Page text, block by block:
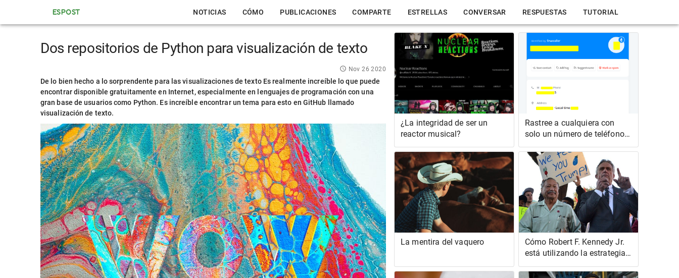
ESPOST NOTICIAS CÓMO PUBLICACIONES COMPARTE ESTRELLAS CONVERSAR RESPUESTAS TUTORIAL
Dos repositorios de Python para visualización de texto
Nov 26 2020
De lo bien hecho a lo sorprendente para las visualizaciones de texto Es realmente increíble lo que puede
encontrar disponible gratuitamente en Internet, especialmente en lenguajes de programación con una
gran base de usuarios como Python. Es increíble encontrar un tema para esto en GitHub llamado
visualización de texto.
¿La integridad de ser un
reactor musical?
Rastree a cualquiera con
solo un número de teléfono |
Investigación OSINT
La mentira del vaquero
Cómo Robert F. Kennedy Jr.
está utilizando la estrategia
Birther de Trump